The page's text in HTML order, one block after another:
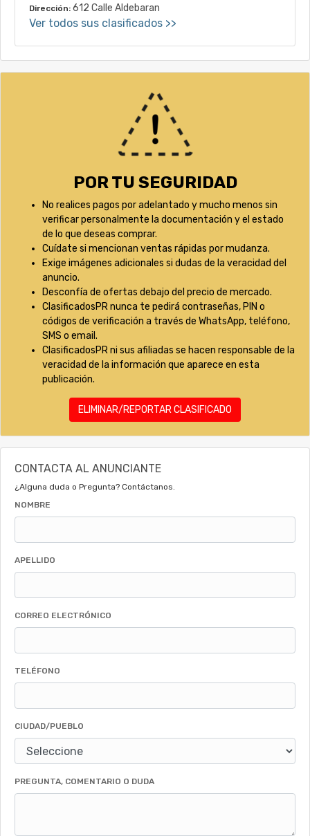
Dirección: 612 Calle Aldebaran
Ver todos sus clasificados >>
POR TU SEGURIDAD
No realices pagos por adelantado y mucho menos sin
verificar personalmente la documentación y el estado
de lo que deseas comprar.
Cuídate si mencionan ventas rápidas por mudanza.
Exige imágenes adicionales si dudas de la veracidad del
anuncio.
Desconfía de ofertas debajo del precio de mercado.
ClasificadosPR nunca te pedirá contraseñas, PIN o
códigos de verificación a través de WhatsApp, teléfono,
SMS o email.
ClasificadosPR ni sus afiliadas se hacen responsable de la
veracidad de la información que aparece en esta
publicación.
ELIMINAR/REPORTAR CLASIFICADO
CONTACTA AL ANUNCIANTE
¿Alguna duda o Pregunta? Contáctanos.
NOMBRE
APELLIDO
CORREO ELECTRÓNICO
TELÉFONO
CIUDAD/PUEBLO
PREGUNTA, COMENTARIO O DUDA